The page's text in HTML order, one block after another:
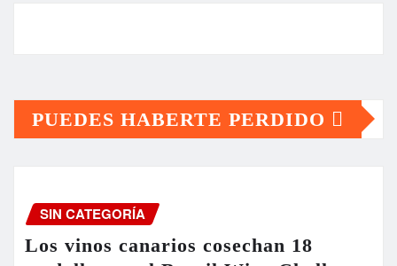
PUEDES HABERTE PERDIDO
SIN CATEGORÍA
Los vinos canarios cosechan 18